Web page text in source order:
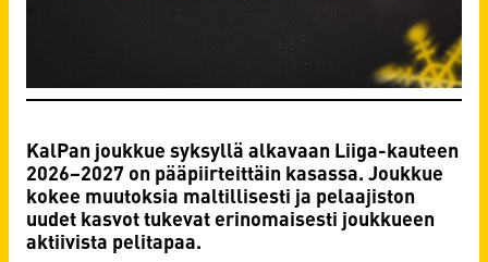
KalPan joukkue syksyllä alkavaan Liiga-kauteen
2026–2027 on pääpiirteittäin kasassa. Joukkue
kokee muutoksia maltillisesti ja pelaajiston
uudet kasvot tukevat erinomaisesti joukkueen
aktiivista pelitapaa.